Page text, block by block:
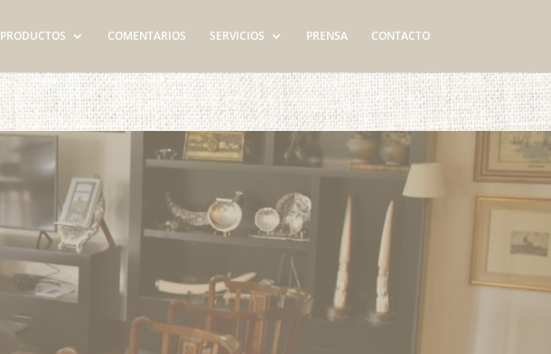
PRODUCTOS COMENTARIOS SERVICIOS PRENSA CONTACTO